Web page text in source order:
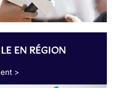
EN RÉGION
>